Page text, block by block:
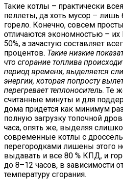
Такие котлы – практически
пеллеты, да хоть мусор –
горело. Конечно, совсем
отличаются экономностью –
50%, а зачастую составляет
процентов. Такие низкие
что сгорание топлива
период времени, выделяется
энергии, которая попросту
перегревает теплоноситель. Те
считанные минуты и для
дома придется как минимум
полную загрузку топочной
часа, опять же, выделяя
современные котлы с
перегородками лишены этого
выдавать и все 80 % КПД, и
до 8–12 часов, в зависимости
температуру сгорания.